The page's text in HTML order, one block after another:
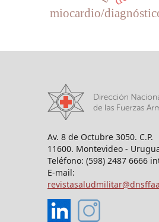
miocardio/
Av. 8 de Octubre 3050. C.P.
11600. Montevideo -
Teléfono: (598) 2487 6666
E-mail: